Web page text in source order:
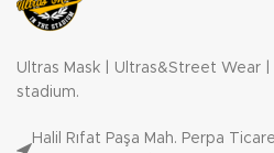
Ultras Mask | Ultras&Street Wear
stadium.
Halil Rıfat Paşa Mah. Perpa